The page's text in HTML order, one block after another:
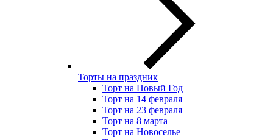
Торты на праздник
Торт на Новый Год
Торт на 14 февраля
Торт на 23 февраля
Торт на 8 марта
Торт на Новоселье